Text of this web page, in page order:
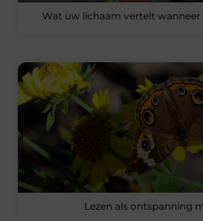
Wat uw lichaam vertelt
Lezen als ontspanning